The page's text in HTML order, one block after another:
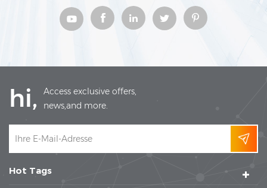
hi,
Access exclusive offers,
news,and more.
Hot Tags